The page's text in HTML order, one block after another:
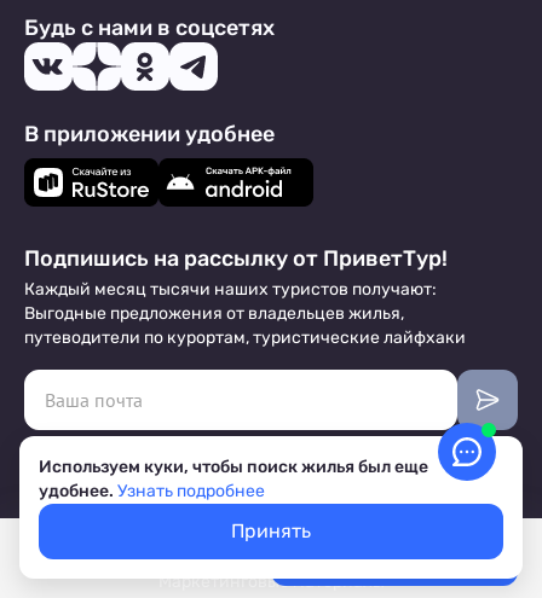
Покажем свободное жилье
Выбрать даты
Будь с нами в соцсетях
В приложении удобнее
Подпишись на рассылку от ПриветТур!
Каждый месяц тысячи наших туристов получают:
Выгодные предложения от владельцев жилья,
путеводители по курортам, туристические лайфхаки
согласие на рассылку
Договор-Оферта
О Компании
Блог
Маркетинговые материалы
Используем куки, чтобы поиск жилья был еще
удобнее. Узнать подробнее
Принять